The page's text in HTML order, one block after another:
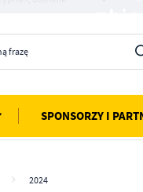
SPONSORZY I
2024